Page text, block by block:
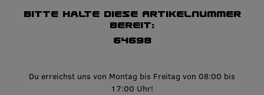
Bitte halte diese Artikelnummer
bereit:
64698
Du erreichst uns von Montag bis Freitag von 08:00 bis
17:00 Uhr!